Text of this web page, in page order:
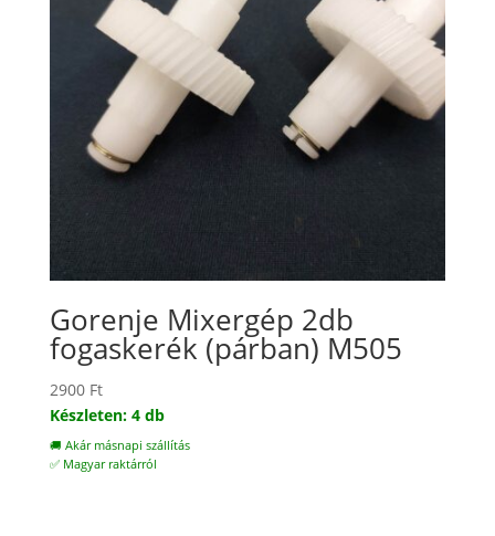
Gorenje Mixergép 2db
fogaskerék (párban) M505
2900 Ft
Készleten: 4 db
🚚 Akár másnapi szállítás
✅ Magyar raktárról